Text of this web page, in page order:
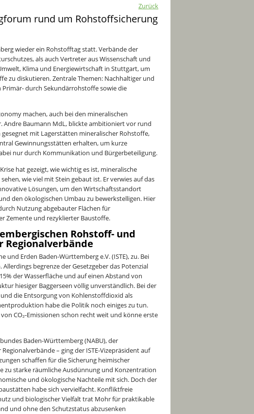
Zurück
rund um Rohstoffsicherung
wieder ein Rohstofftag statt. Verbände der
als auch Vertreter aus Wissenschaft und
Klima und Energiewirtschaft in Stuttgart, um
zu diskutieren. Zentrale Themen: Nachhaltiger und
durch Sekundärrohstoffe sowie die
machen, auch bei den mineralischen
Andre Baumann MdL, blickte ambitioniert vor rund
mit Lagerstätten mineralischer Rohstoffe,
Gewinnungsstätten erhalten, um kurze
nur durch Kommunikation und Bürgerbeteiligung.
hat gezeigt, wie wichtig es ist, mineralische
wie viel mit Stein gebaut ist. Er verwies auf das
Lösungen, um den Wirtschaftsstandort
den ökologischen Umbau zu bewerkstelligen. Hier
Nutzung abgebauter Flächen für
Zemente und rezyklierter Baustoffe.
Rohstoff- und
Erden Baden-Württemberg e.V. (ISTE), zu. Bei
begrenze der Gesetzgeber das Potenzial
der Wasserfläche und auf einen Abstand von
hiesiger Baggerseen völlig unverständlich. Bei der
die Entsorgung von Kohlenstoffdioxid als
habe die Politik noch einiges zu tun.
CO₂-Emissionen schon recht weit und könne erste
Baden-Württemberg (NABU), der
– ging der ISTE-Vizepräsident auf
schaffen für die Sicherung heimischer
zu starke räumliche Ausdünnung und Konzentration
und ökologische Nachteile mit sich. Doch der
habe sich vervielfacht. Konfliktfreie
und biologischer Vielfalt trat Mohr für praktikable
und ohne den Schutzstatus abzusenken